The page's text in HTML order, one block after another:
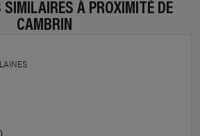
SIMILAIRES À PROXIMITÉ DE
CAMBRIN